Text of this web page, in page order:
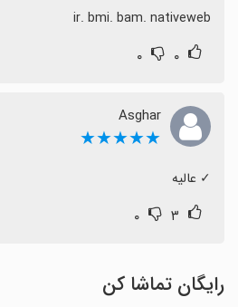
ir. bmi. bam. nativeweb
۰ ۰
Asghar
★★★★★
‏✓ عالیه
۳ ۰
رایگان تماشا کن